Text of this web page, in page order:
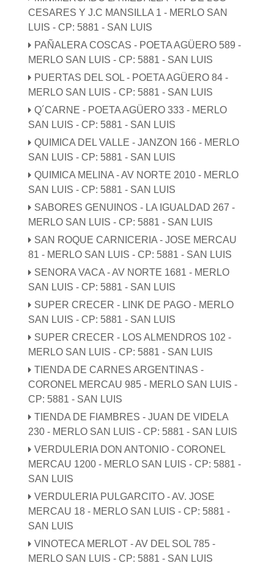
CESARES Y J.C MANSILLA 1 - MERLO SAN
LUIS - CP: 5881 - SAN LUIS
PAÑALERA COSCAS - POETA AGÜERO 589 -
MERLO SAN LUIS - CP: 5881 - SAN LUIS
PUERTAS DEL SOL - POETA AGÜERO 84 -
MERLO SAN LUIS - CP: 5881 - SAN LUIS
Q´CARNE - POETA AGÜERO 333 - MERLO
SAN LUIS - CP: 5881 - SAN LUIS
QUIMICA DEL VALLE - JANZON 166 - MERLO
SAN LUIS - CP: 5881 - SAN LUIS
QUIMICA MELINA - AV NORTE 2010 - MERLO
SAN LUIS - CP: 5881 - SAN LUIS
SABORES GENUINOS - LA IGUALDAD 267 -
MERLO SAN LUIS - CP: 5881 - SAN LUIS
SAN ROQUE CARNICERIA - JOSE MERCAU
81 - MERLO SAN LUIS - CP: 5881 - SAN LUIS
SENORA VACA - AV NORTE 1681 - MERLO
SAN LUIS - CP: 5881 - SAN LUIS
SUPER CRECER - LINK DE PAGO - MERLO
SAN LUIS - CP: 5881 - SAN LUIS
SUPER CRECER - LOS ALMENDROS 102 -
MERLO SAN LUIS - CP: 5881 - SAN LUIS
TIENDA DE CARNES ARGENTINAS -
CORONEL MERCAU 985 - MERLO SAN LUIS -
CP: 5881 - SAN LUIS
TIENDA DE FIAMBRES - JUAN DE VIDELA
230 - MERLO SAN LUIS - CP: 5881 - SAN LUIS
VERDULERIA DON ANTONIO - CORONEL
MERCAU 1200 - MERLO SAN LUIS - CP: 5881 -
SAN LUIS
VERDULERIA PULGARCITO - AV. JOSE
MERCAU 18 - MERLO SAN LUIS - CP: 5881 -
SAN LUIS
VINOTECA MERLOT - AV DEL SOL 785 -
MERLO SAN LUIS - CP: 5881 - SAN LUIS